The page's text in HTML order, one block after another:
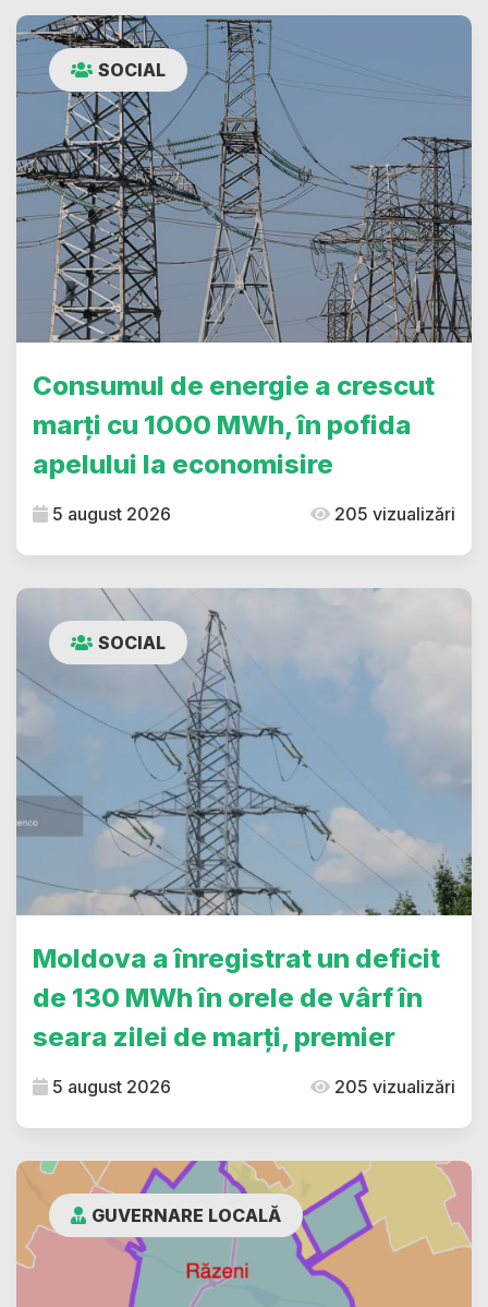
SOCIAL
Consumul de energie a crescut
marți cu 1000 MWh, în pofida
apelului la economisire
5 august 2026 205 vizualizări
SOCIAL
Moldova a înregistrat un deficit
de 130 MWh în orele de vârf în
seara zilei de marți, premier
5 august 2026 205 vizualizări
GUVERNARE LOCALĂ